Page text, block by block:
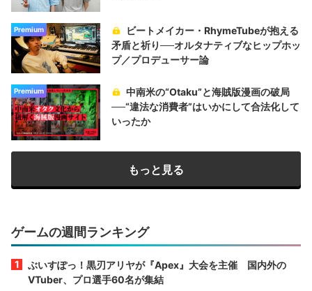
Premium
ビートメイカー・RhymeTubeが抱える
矛盾と祈り──オルタナティブなヒップホッ
プ／プロデューサー論
Premium
中南米の“Otaku”と海賊版漫画の破局
──“違法な消費者”はいかにして合法化して
いったか
もっと見る
ゲームの週間ランキング
ぶいすぽっ！黒刃アリヤが『Apex』大会を主催 国内外の
VTuber、プロ選手60名が集結